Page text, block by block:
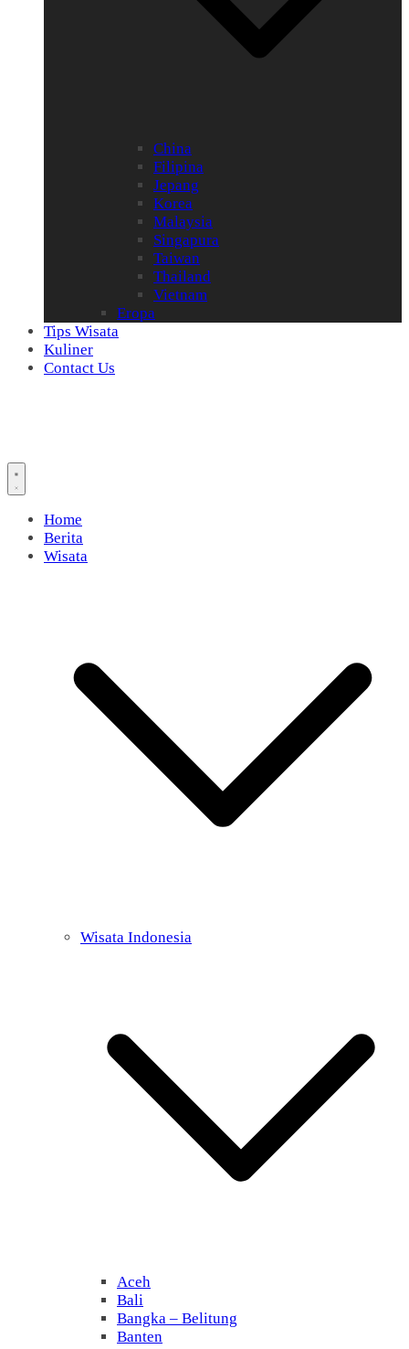
China
Filipina
Jepang
Korea
Malaysia
Singapura
Taiwan
Thailand
Vietnam
Eropa
Tips Wisata
Kuliner
Contact Us
Home
Berita
Wisata
Wisata Indonesia
Aceh
Bali
Bangka – Belitung
Banten